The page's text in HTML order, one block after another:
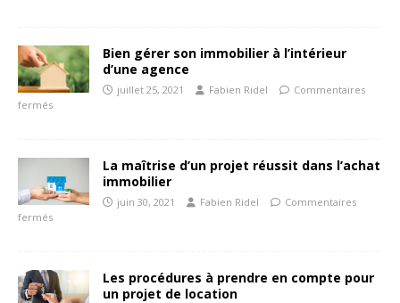
Bien gérer son immobilier à l’intérieur
d’une agence
juillet 25, 2021 Fabien Ridel
Commentaires
fermés
La maîtrise d’un projet réussit dans l’achat
immobilier
juin 30, 2021 Fabien Ridel
Commentaires
fermés
Les procédures à prendre en compte pour
un projet de location